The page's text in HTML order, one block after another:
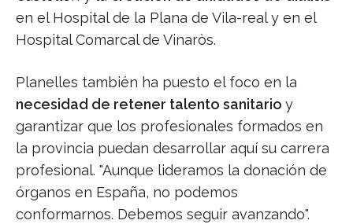
en el Hospital de la Plana de Vila-real y en el
Hospital Comarcal de Vinaròs.
Planelles también ha puesto el foco en la
necesidad de retener talento sanitario y
garantizar que los profesionales formados en
la provincia puedan desarrollar aquí su carrera
profesional. "Aunque lideramos la donación de
órganos en España, no podemos
conformarnos. Debemos seguir avanzando".